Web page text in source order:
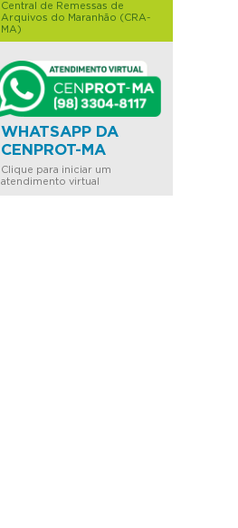
Central de Remessas de
Arquivos do Maranhão (CRA-
MA)
WHATSAPP DA
CENPROT-MA
Clique para iniciar um
atendimento virtual